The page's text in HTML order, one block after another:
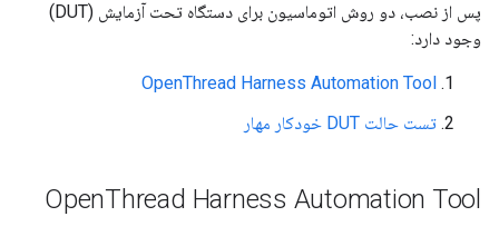
پس از نصب، دو روش اتوماسیون برای دستگاه تحت آزمایش (DUT)
وجود دارد:
OpenThread Harness Automation Tool
تست حالت DUT خودکار مهار
OpenThread Harness Automation Tool